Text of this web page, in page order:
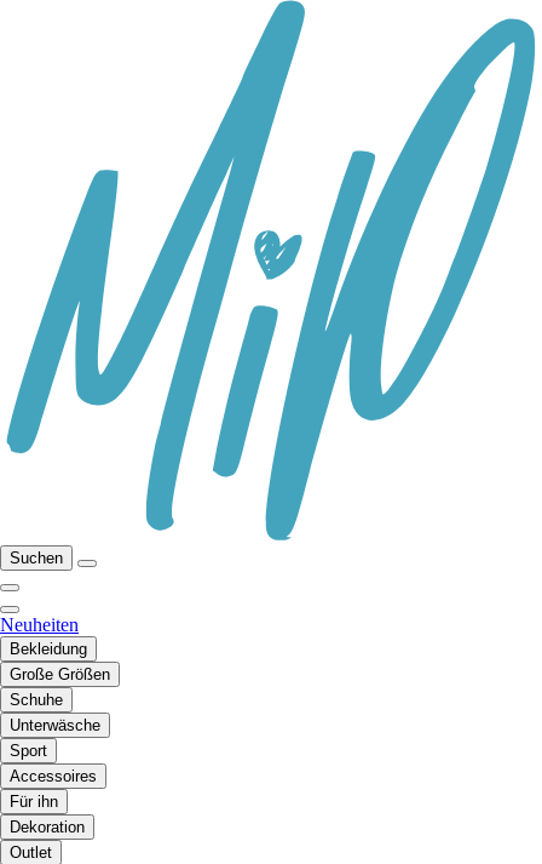
Suchen
Neuheiten
Bekleidung
Große Größen
Schuhe
Unterwäsche
Sport
Accessoires
Für ihn
Dekoration
Outlet